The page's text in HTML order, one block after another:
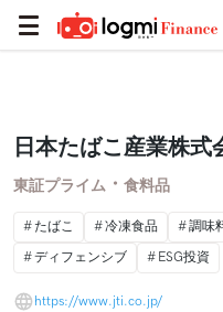
日本たばこ産業株式
東証プライム ・ 食料品
たばこ 冷凍食品 調味
ディフェンシブ
ESG投資
https://www.jti.co.jp/